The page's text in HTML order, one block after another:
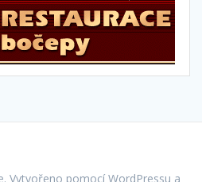
Vytvořeno pomocí WordPressu a